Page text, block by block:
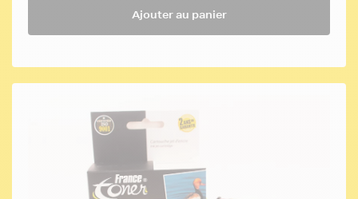
Ajouter au panier